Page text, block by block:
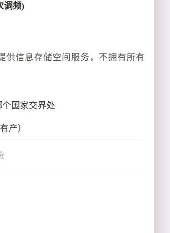
调频)
供信息存储空间服务，不拥有所有
国家交界处
产）